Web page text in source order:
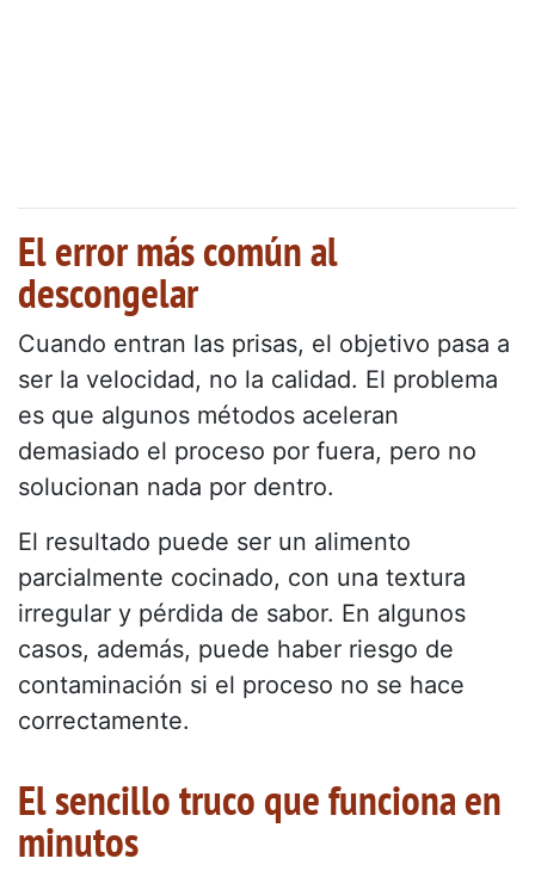
El error más común al
descongelar
Cuando entran las prisas, el objetivo pasa a
ser la velocidad, no la calidad. El problema
es que algunos métodos aceleran
demasiado el proceso por fuera, pero no
solucionan nada por dentro.
El resultado puede ser un alimento
parcialmente cocinado, con una textura
irregular y pérdida de sabor. En algunos
casos, además, puede haber riesgo de
contaminación si el proceso no se hace
correctamente.
El sencillo truco que funciona en
minutos